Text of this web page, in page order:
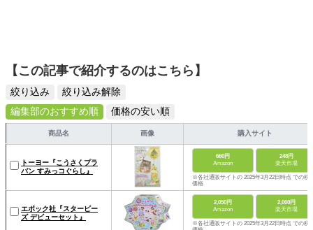
【この記事で紹介するのはこちら】
絞り込み
絞り込み解除
編集部のおすすめ順
価格の安い順
商品名 画像 購入サイト
トーヨー『こうさくプラ
バン すみっコぐらし』
660円
Amazon
248円
楽天市場
※各社通販サイトの 2025年3月22日時点 での税
価格
エポック社『スタービー
ズ デビューセット』
2,050円
Amazon
2,000円
楽天市場
※各社通販サイトの 2025年3月22日時点 での税